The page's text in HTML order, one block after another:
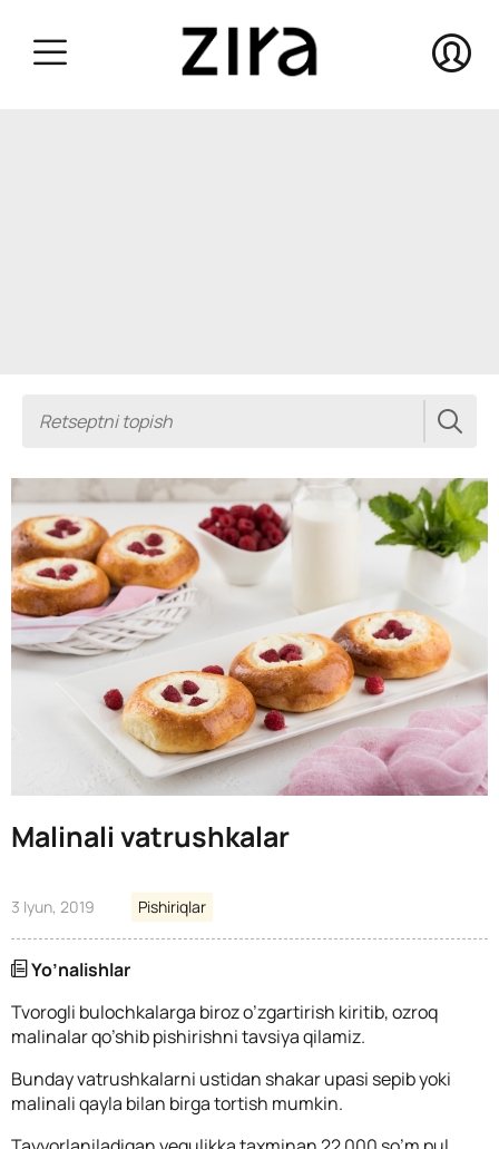
Malinali vatrushkalar
3 Iyun, 2019 Pishiriqlar
Yo’nalishlar
Tvorogli bulochkalarga biroz o’zgartirish kiritib, ozroq
malinalar qo’shib pishirishni tavsiya qilamiz.
Bunday vatrushkalarni ustidan shakar upasi sepib yoki
malinali qayla bilan birga tortish mumkin.